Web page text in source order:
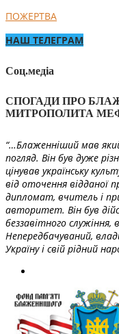
ПОЖЕРТВА
НАШ ТЕЛЕГРАМ
Соц.медіа
СПОГАДИ ПРО
МИТРОПОЛИТА
“…Блаженніший мав
погляд. Він був дуже
цінував українську
від оточення відданої
дипломат, вчитель і
авторитет. Він був
беззавітного служіння,
Непередбачуваний,
Україну і свій рідний